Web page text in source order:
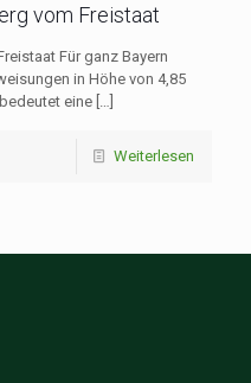
vom Freistaat
Für ganz Bayern
in Höhe von 4,85
eine […]
Weiterlesen